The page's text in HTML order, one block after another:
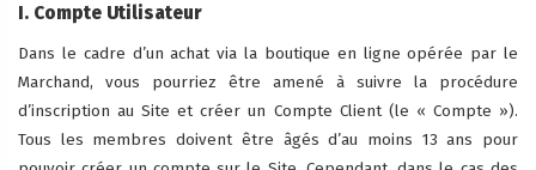
I. Compte Utilisateur
Dans le cadre d’un achat via la boutique en ligne opérée par le
Marchand, vous pourriez être amené à suivre la procédure
d’inscription au Site et créer un Compte Client (le « Compte »).
Tous les membres doivent être âgés d’au moins 13 ans pour